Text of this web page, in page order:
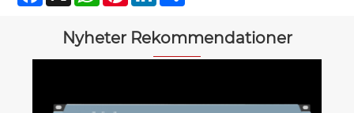
Nyheter Rekommendationer